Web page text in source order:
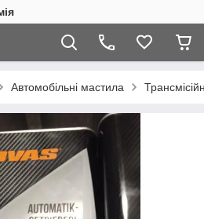
Автомобільні мастила